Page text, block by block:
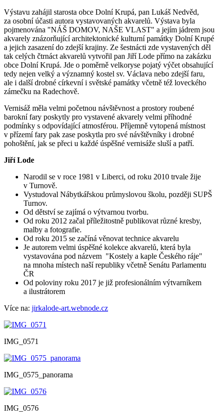
Výstavu zahájil starosta obce Dolní Krupá, pan Lukáš Nedvěd,
za osobní účasti autora vystavovaných akvarelů. Výstava byla
pojmenována "NÁŠ DOMOV, NAŠE VLAST" a jejím jádrem jsou
akvarely znázorňující architektonické kulturní památky Dolní Krupé
a jejich zasazení do zdejší krajiny. Ze šestnácti zde vystavených děl
tak celých čtrnáct akvarelů vytvořil pan Jiří Lode přímo na zakázku
obce Dolní Krupá. Jde o poměrně velkoryse pojatý výčet obsahující
tedy nejen velký a významný kostel sv. Václava nebo zdejší faru,
ale i další drobné církevní i světské památky včetně též loveckého
zámečku na Radechově.
Vernisáž měla velmi početnou návštěvnost a prostory roubené
barokní fary poskytly pro vystavené akvarely velmi příhodné
podmínky s odpovídající atmosférou. Příjemně vytopená místnost
v přízemí fary pak zase poskytla pro své návštěvníky i drobné
pohoštění, jak se přeci u každé úspěšné vernisáže sluší a patří.
Jiří Lode
Narodil se v roce 1981 v Liberci, od roku 2010 trvale žije
v Turnově.
Vystudoval Nábytkářskou průmyslovou školu, později SUPŠ
Turnov.
Od dětství se zajímá o výtvarnou tvorbu.
Od roku 2012 začal příležitostně publikovat různé kresby,
malby a fotografie.
Od roku 2015 se začíná věnovat technice akvarelu
Je autorem velmi úspěšné kolekce akvarelů, která byla
vystavována pod názvem "Kostely a kaple Českého ráje"
na mnoha místech naší republiky včetně Senátu Parlamentu
ČR
Od poloviny roku 2017 je již profesionálním výtvarníkem
a ilustrátorem
Více na: jirkalode-art.webnode.cz
IMG_0571
IMG_0575_panorama
IMG_0576